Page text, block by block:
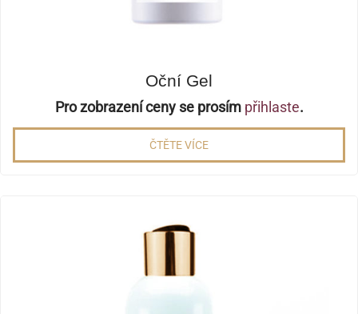
Oční Gel
Pro zobrazení ceny se prosím přihlaste.
ČTĚTE VÍCE